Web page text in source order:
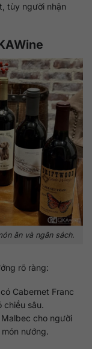
tùy người nhận
ăn và ngân sách.
rõ ràng:
Cabernet Franc
chiều sâu.
cho người
nướng.